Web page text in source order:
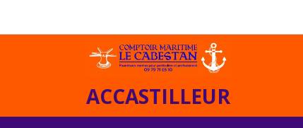
ACCASTILLEUR